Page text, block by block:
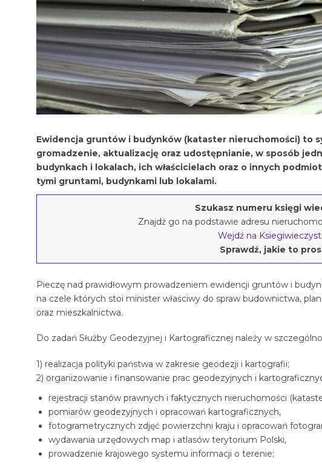
Ewidencja gruntów i budynków (kataster nieruchomości) to
gromadzenie, aktualizację oraz udostępnianie, w sposób
budynkach i lokalach, ich właścicielach oraz o innych
tymi gruntami, budynkami lub lokalami.
Szukasz numeru księgi
Znajdź go na podstawie adresu
Wejdź na
Sprawdź, jakie to
Pieczę nad prawidłowym prowadzeniem ewidencji gruntów i
na czele których stoi minister właściwy do spraw budownictwa,
oraz mieszkalnictwa.
Do zadań Służby Geodezyjnej i Kartograficznej należy w
1) realizacja polityki państwa w zakresie geodezji i kartografii;
2) organizowanie i finansowanie prac geodezyjnych i
rejestracji stanów prawnych i faktycznych nieruchomości
pomiarów geodezyjnych i opracowań kartograficznych,
fotogrametrycznych zdjęć powierzchni kraju i opracowań
wydawania urzędowych map i atlasów terytorium Polski,
prowadzenie krajowego systemu informacji o terenie;